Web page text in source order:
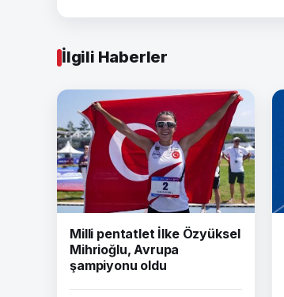
İlgili Haberler
Milli pentatlet İlke Özyüksel
Mihrioğlu, Avrupa
şampiyonu oldu